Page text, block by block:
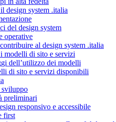
design system .italia
del design system
operative
al design system .italia
modelli di sito e servizi
dell’utilizzo dei modelli
di sito e servizi disponibili
preliminari
responsivo e accessibile
first